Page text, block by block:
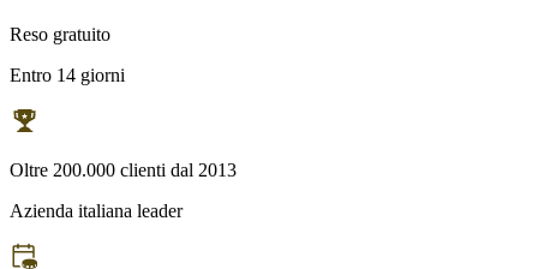
Reso gratuito
Entro 14 giorni
Oltre 200.000 clienti dal 2013
Azienda italiana leader